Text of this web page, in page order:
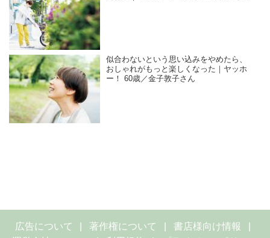
似合わないという思い込みをやめたら、
おしゃれがもっと楽しくなった｜ヤッホ
ー！ 60歳／金子敦子さん
広告について 著作権について
書店様向け情報